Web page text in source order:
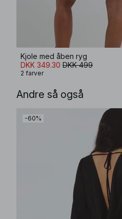
Kjole med åben ryg
DKK 349.30 DKK 499
2 farver
Andre så også
-60%